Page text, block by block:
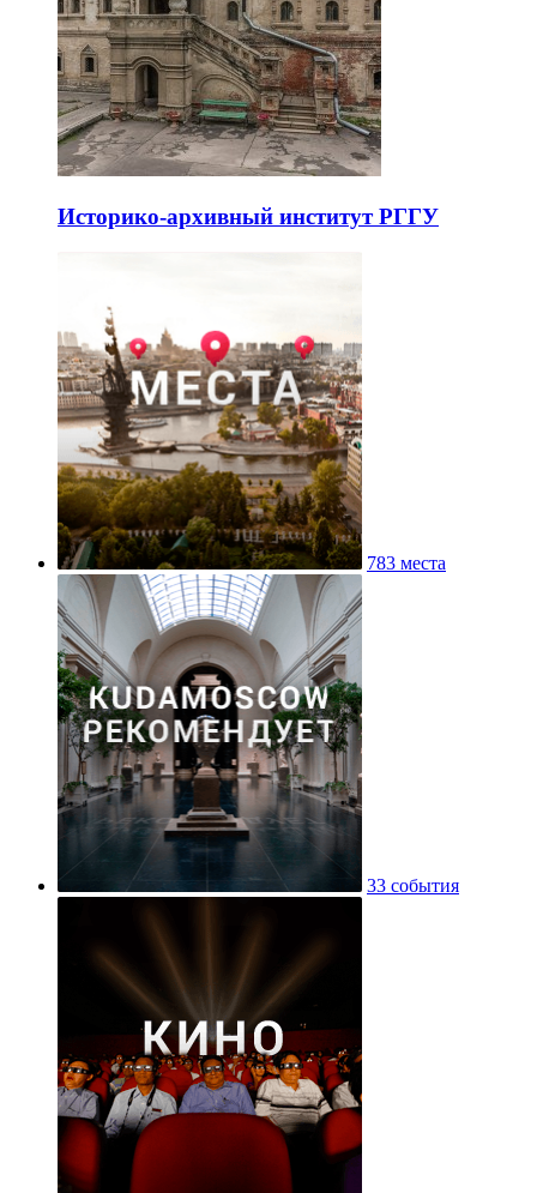
Историко-архивный институт РГГУ
783 места
33 события